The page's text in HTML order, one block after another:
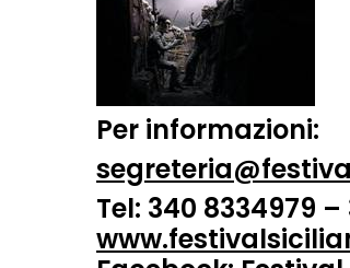
Per informazioni:
Tel: 340 8334979